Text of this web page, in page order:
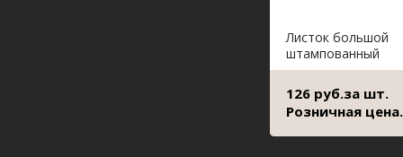
Листок большой
штампованный
126 руб.за шт.
Розничная цена.